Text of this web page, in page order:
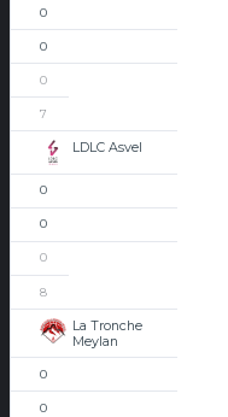
0
0
0
7
LDLC Asvel
0
0
0
8
La Tronche
Meylan
0
0